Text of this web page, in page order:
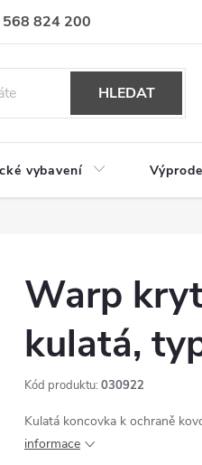
824 200
Hodnocení obchodu
HLEDAT
vybavení
Warp
kulatá,
Kód produktu: 030922
Kulatá koncovka k ochraně
informace